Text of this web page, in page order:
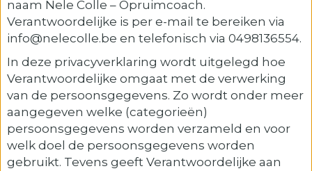
naam Nele Colle – Opruimcoach.
Verantwoordelijke is per e-mail te bereiken via
info@nelecolle.be en telefonisch via 0498136554.
In deze privacyverklaring wordt uitgelegd hoe
Verantwoordelijke omgaat met de verwerking
van de persoonsgegevens. Zo wordt onder meer
aangegeven welke (categorieën)
persoonsgegevens worden verzameld en voor
welk doel de persoonsgegevens worden
gebruikt. Tevens geeft Verantwoordelijke aan